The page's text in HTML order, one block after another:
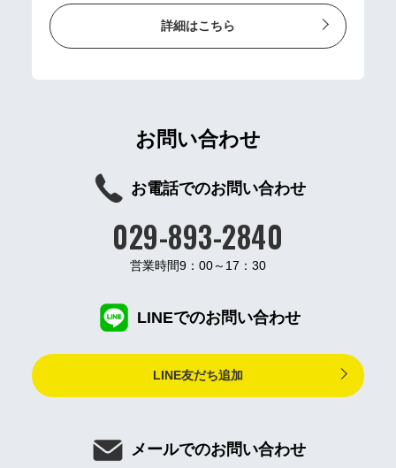
詳細はこちら
お問い合わせ
お電話でのお問い合わせ
029-893-2840
営業時間9：00～17：30
LINEでのお問い合わせ
LINE友だち追加
メールでのお問い合わせ